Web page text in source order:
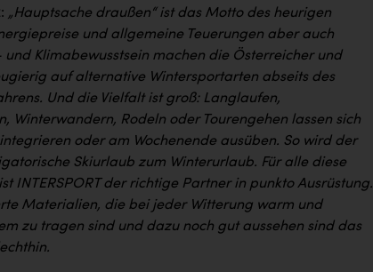
„Hauptsache draußen“ ist das Motto des heurigen
und allgemeine Teuerungen aber auch
Klimabewusstsein machen die Österreicher und
auf alternative Wintersportarten abseits des
Und die Vielfalt ist groß: Langlaufen,
Winterwandern, Rodeln oder Tourengehen lassen sich
oder am Wochenende ausüben. So wird der
Skiurlaub zum Winterurlaub. Für alle diese
INTERSPORT der richtige Partner in punkto Ausrüstung.
Materialien, die bei jeder Witterung warm und
zu tragen sind und dazu noch gut aussehen sind das